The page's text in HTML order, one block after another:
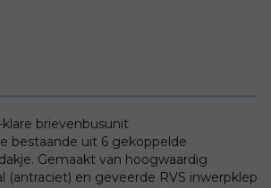
brievenbusunit
bestaande uit 6 gekoppelde
Gemaakt van hoogwaardig
(antraciet) en geveerde RVS inwerpklep